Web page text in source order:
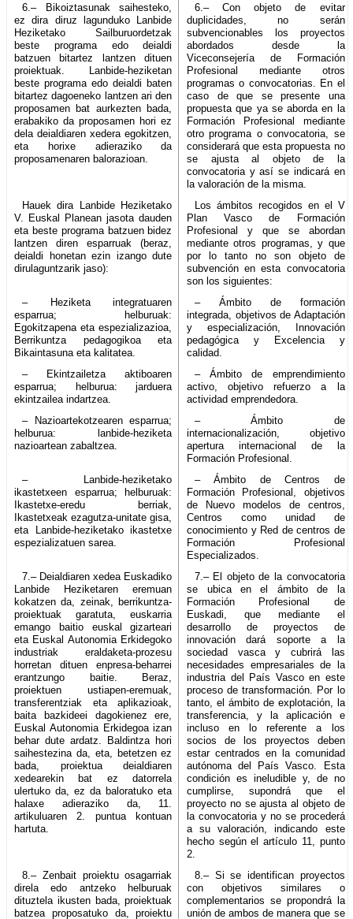
6.– Bikoiztasunak saihesteko,
ez dira diruz lagunduko Lanbide
Heziketako Sailburuordetzak
beste programa edo deialdi
batzuen bitartez lantzen dituen
proiektuak. Lanbide-heziketan
beste programa edo deialdi baten
bitartez dagoeneko lantzen ari den
proposamen bat aurkezten bada,
erabakiko da proposamen hori ez
dela deialdiaren xedera egokitzen,
eta horixe adieraziko da
proposamenaren balorazioan.
6.– Con objeto de evitar
duplicidades, no serán
subvencionables los proyectos
abordados desde la
Viceconsejería de Formación
Profesional mediante otros
programas o convocatorias. En el
caso de que se presente una
propuesta que ya se aborda en la
Formación Profesional mediante
otro programa o convocatoria, se
considerará que esta propuesta no
se ajusta al objeto de la
convocatoria y así se indicará en
la valoración de la misma.
Hauek dira Lanbide Heziketako
V. Euskal Planean jasota dauden
eta beste programa batzuen bidez
lantzen diren esparruak (beraz,
deialdi honetan ezin izango dute
dirulaguntzarik jaso):
Los ámbitos recogidos en el V
Plan Vasco de Formación
Profesional y que se abordan
mediante otros programas, y que
por lo tanto no son objeto de
subvención en esta convocatoria
son los siguientes:
– Heziketa integratuaren
esparrua; helburuak:
Egokitzapena eta espezializazioa,
Berrikuntza pedagogikoa eta
Bikaintasuna eta kalitatea.
– Ámbito de formación
integrada, objetivos de Adaptación
y especialización, Innovación
pedagógica y Excelencia y
calidad.
– Ekintzailetza aktiboaren
esparrua; helburua: jarduera
ekintzailea indartzea.
– Ámbito de emprendimiento
activo, objetivo refuerzo a la
actividad emprendedora.
– Nazioartekotzearen esparrua;
helburua: lanbide-heziketa
nazioartean zabaltzea.
– Ámbito de
internacionalización, objetivo
apertura internacional de la
Formación Profesional.
– Lanbide-heziketako
ikastetxeen esparrua; helburuak:
Ikastetxe-eredu berriak,
Ikastetxeak ezagutza-unitate gisa,
eta Lanbide-heziketako ikastetxe
espezializatuen sarea.
– Ámbito de Centros de
Formación Profesional, objetivos
de Nuevo modelos de centros,
Centros como unidad de
conocimiento y Red de centros de
Formación Profesional
Especializados.
7.– Deialdiaren xedea Euskadiko
Lanbide Heziketaren eremuan
kokatzen da, zeinak, berrikuntza-
proiektuak garatuta, euskarria
emango baitio euskal gizarteari
eta Euskal Autonomia Erkidegoko
industriak eraldaketa-prozesu
horretan dituen enpresa-beharrei
erantzungo baitie. Beraz,
proiektuen ustiapen-eremuak,
transferentziak eta aplikazioak,
baita bazkideei dagokienez ere,
Euskal Autonomia Erkidegoa izan
behar dute ardatz. Baldintza hori
saihestezina da, eta, betetzen ez
bada, proiektua deialdiaren
xedearekin bat ez datorrela
ulertuko da, ez da baloratuko eta
halaxe adieraziko da, 11.
artikuluaren 2. puntua kontuan
hartuta.
7.– El objeto de la convocatoria
se ubica en el ámbito de la
Formación Profesional de
Euskadi, que mediante el
desarrollo de proyectos de
innovación dará soporte a la
sociedad vasca y cubrirá las
necesidades empresariales de la
industria del País Vasco en este
proceso de transformación. Por lo
tanto, el ámbito de explotación, la
transferencia, y la aplicación e
incluso en lo referente a los
socios de los proyectos deben
estar centrados en la comunidad
autónoma del País Vasco. Esta
condición es ineludible y, de no
cumplirse, supondrá que el
proyecto no se ajusta al objeto de
la convocatoria y no se procederá
a su valoración, indicando este
hecho según el artículo 11, punto
2.
8.– Zenbait proiektu osagarriak
direla edo antzeko helburuak
dituztela ikusten bada, proiektuak
batzea proposatuko da, proiektu
8.– Si se identifican proyectos
con objetivos similares o
complementarios se propondrá la
unión de ambos de manera que se